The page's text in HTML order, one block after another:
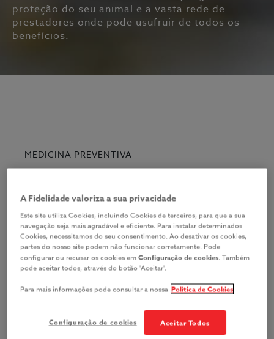
proteção do seu animal e a vasta rede de
prestadores onde pode usufruir de todos os
benefícios.
MEDICINA PREVENTIVA
Up
Com oPet2,Pet3 ePetVital, tem incluído um
check-up sem custos adicionais.
Realizado de dois em dois anos, até aos 8 anos de
idade, ou anualmente a partir dos 9 anos do seu
cão ou gato, permite detetar precocemente
algumas doenças que possa ter.
A Fidelidade valoriza a sua privacidade
Este site utiliza Cookies, incluindo Cookies de terceiros, para que a sua
navegação seja mais agradável e eficiente. Para instalar determinados
Cookies, necessitamos do seu consentimento. Ao desativar os cookies,
partes do nosso site podem não funcionar corretamente. Pode
configurar ou recusar os cookies emConfiguração de cookies. Também
pode aceitar todos, através do botão 'Aceitar'.
Para mais informações pode consultar a nossa Política de Cookies
Aceitar Todos
Configuração de cookies